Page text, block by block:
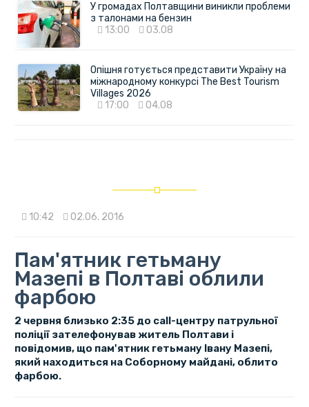
У громадах Полтавщини виникли проблеми
з талонами на бензин
13:00
03.08
Опішня готується представити Україну на
міжнародному конкурсі The Best Tourism
Villages 2026
17:00
04.08
10:42 02.06. 2016
Пам'ятник гетьману
Мазепі в Полтаві облили
фарбою
2 червня близько 2:35 до call-центру патрульної
поліції зателефонував житель Полтави і
повідомив, що пам'ятник гетьману Івану Мазепі,
який находиться на Соборному майдані, облито
фарбою.